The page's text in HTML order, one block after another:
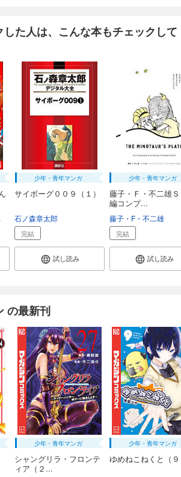
した人は、こんな本もチェックして
ナミカツミ
少年・青年マンガ
サイボーグ００９（１）
石ノ森章太郎
完結
試し読み
少年・青年マンガ
藤子・Ｆ・不二雄
編コンプ...
藤子・F・不二雄
完結
試し読み
の最新刊
少年・青年マンガ
シャングリラ・フロンテ
ィア（２...
少年・青年マンガ
ゆめねこねくと（